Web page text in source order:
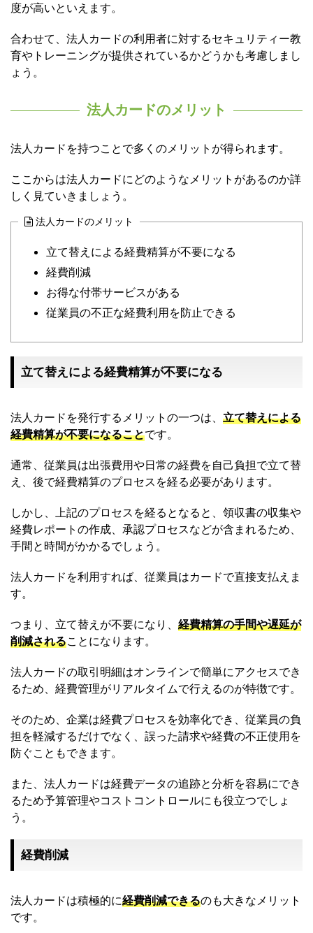
度が高いといえます。
合わせて、法人カードの利用者に対するセキュリティー教
育やトレーニングが提供されているかどうかも考慮しまし
ょう。
法人カードのメリット
法人カードを持つことで多くのメリットが得られます。
ここからは法人カードにどのようなメリットがあるのか詳
しく見ていきましょう。
法人カードのメリット
立て替えによる経費精算が不要になる
経費削減
お得な付帯サービスがある
従業員の不正な経費利用を防止できる
立て替えによる経費精算が不要になる
法人カードを発行するメリットの一つは、 立て替えによる
経費精算が不要になることです。
通常、従業員は出張費用や日常の経費を自己負担で立て替
え、後で経費精算のプロセスを経る必要があります。
しかし、上記のプロセスを経るとなると、領収書の収集や
経費レポートの作成、承認プロセスなどが含まれるため、
手間と時間がかかるでしょう。
法人カードを利用すれば、従業員はカードで直接支払えま
す。
つまり、立て替えが不要になり、 経費精算の手間や遅延が
削減されることになります。
法人カードの取引明細はオンラインで簡単にアクセスでき
るため、経費管理がリアルタイムで行えるのが特徴です。
そのため、企業は経費プロセスを効率化でき、従業員の負
担を軽減するだけでなく、誤った請求や経費の不正使用を
防ぐこともできます。
また、法人カードは経費データの追跡と分析を容易にでき
るため予算管理やコストコントロールにも役立つでしょ
う。
経費削減
法人カードは積極的に経費削減できるのも大きなメリット
です。